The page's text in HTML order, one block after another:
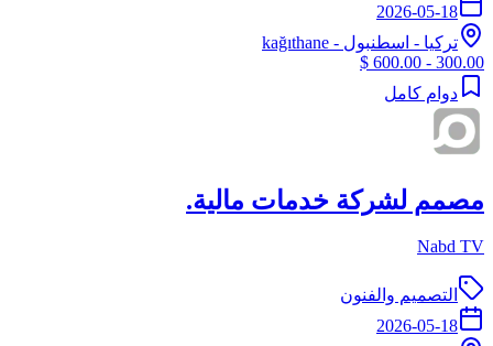
2026-05-18
تركيا - اسطنبول - kağıthane
300.00 - 600.00 $
دوام كامل
مصمم لشركة خدمات مالية.
Nabd TV
التصميم والفنون
2026-05-18